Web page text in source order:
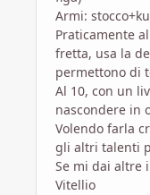
Armi:
Praticamente
fretta, usa la
permettono di
Al 10, con un
nascondere in
Volendo farla
gli altri talenti
Se mi dai altre
Vitellio